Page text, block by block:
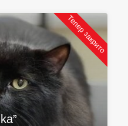
Тепер закрито